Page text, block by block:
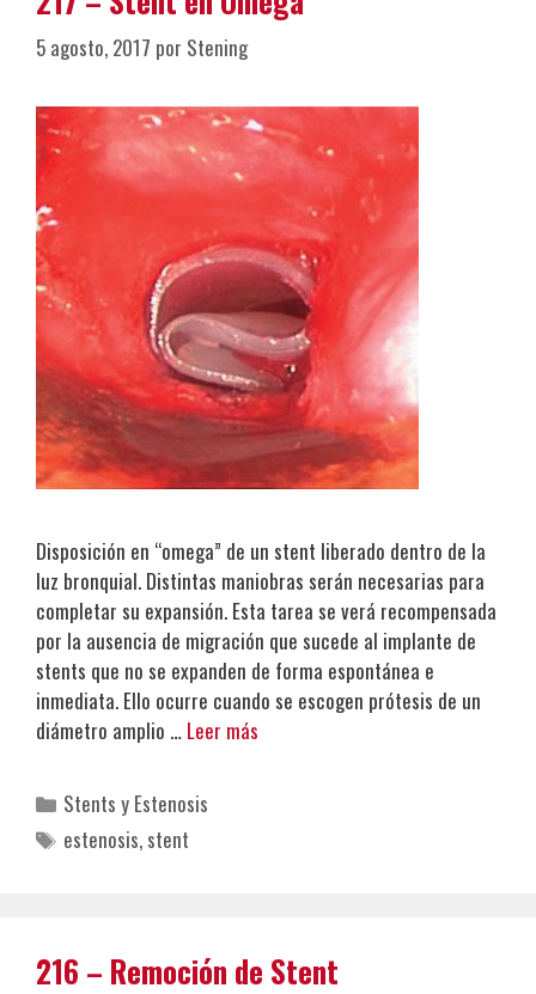
5 agosto, 2017 por Stening
Disposición en “omega” de un stent liberado dentro de la
luz bronquial. Distintas maniobras serán necesarias para
completar su expansión. Esta tarea se verá recompensada
por la ausencia de migración que sucede al implante de
stents que no se expanden de forma espontánea e
inmediata. Ello ocurre cuando se escogen prótesis de un
diámetro amplio … Leer más
Categorías
Stents y Estenosis
Etiquetas
estenosis, stent
216 – Remoción de Stent